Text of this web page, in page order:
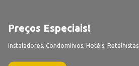
Preços Especiais!
Instaladores, Condomínios, Hotéis, Retalhistas